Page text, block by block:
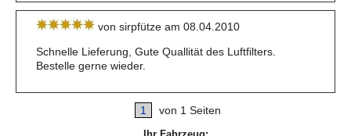
von sirpfütze am 08.04.2010
Schnelle Lieferung, Gute Quallität des Luftfilters.
Bestelle gerne wieder.
1 von 1 Seiten